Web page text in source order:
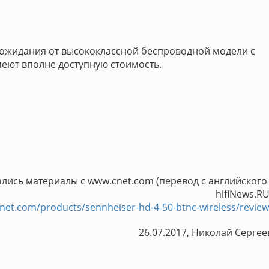
от высококлассной беспроводной модели с
вполне доступную стоимость.
материалы с www.cnet.com (перевод с английского
products/sennheiser-hd-4-50-btnc-wireless/
26.07.2017, Николай